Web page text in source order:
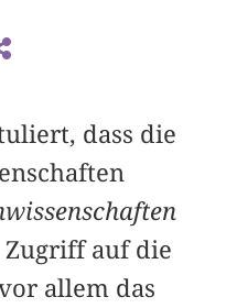
dass die
auf die
allem das